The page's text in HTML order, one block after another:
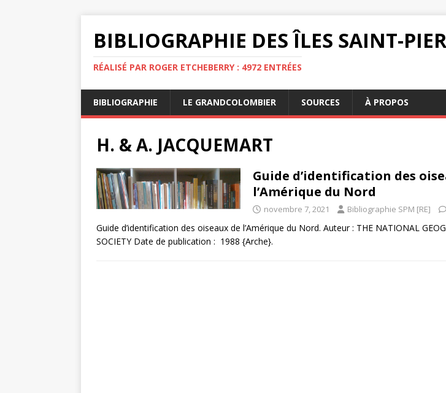
BIBLIOGRAPHIE DES ÎLES SAINT-
RÉALISÉ PAR ROGER ETCHEBERRY : 4972 ENTRÉES
BIBLIOGRAPHIE LE GRANDCOLOMBIER SOURCES À PROPOS
H. & A. JACQUEMART
Guide d’identification des
l’Amérique du Nord
novembre 7, 2021 Bibliographie SPM [RE]
Guide d’identification des oiseaux de l’Amérique du Nord. Auteur : THE NATIONAL
SOCIETY Date de publication : 1988 {Arche}.